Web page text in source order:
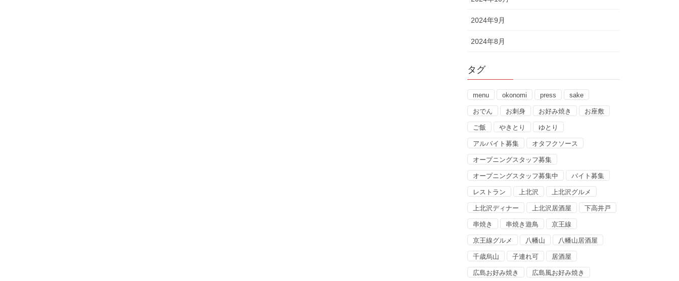
2024年9月
2024年8月
タグ
menu okonomi press sake
おでん お刺身 お好み焼き お座敷
ご飯 やきとり ゆとり
アルバイト募集 オタフクソース
オープニングスタッフ募集
オープニングスタッフ募集中 バイト募集
レストラン 上北沢 上北沢グルメ
上北沢ディナー 上北沢居酒屋 下高井戸
串焼き 串焼き遊鳥 京王線
京王線グルメ 八幡山 八幡山居酒屋
千歳烏山 子連れ可 居酒屋
広島お好み焼き 広島風お好み焼き